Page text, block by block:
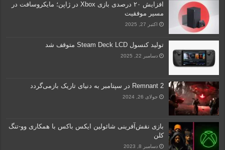
افزایش ۲۰ درصدی بازی Xbox در ژاپن؛ مایکروسافت در
مسیر موفقیت
اکتبر 27, 2025
تولید کنسول Steam Deck LCD متوقف شد
دسامبر 22, 2025
Remnant 2 در سپتامبر به دنیای تاریک بازمی‌گردد
جولای 26, 2024
بازی نقش‌آفرینی شائولین ایکس باکس با همکاری وو-تنگ
کلن
دسامبر 8, 2023